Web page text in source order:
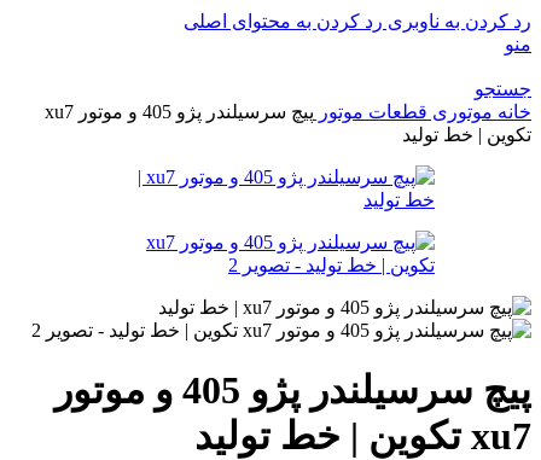
رد کردن به ناوبری رد کردن به محتوای اصلی
منو
جستجو
خانه موتوری قطعات موتور
پیچ سرسیلندر پژو 405 و موتور xu7
تکوین | خط تولید
پیچ سرسیلندر پژو 405 و موتور
xu7 تکوین | خط تولید